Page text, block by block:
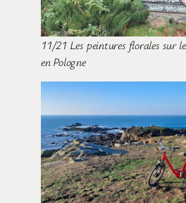
11/21 Les peintures florales sur
en Pologne